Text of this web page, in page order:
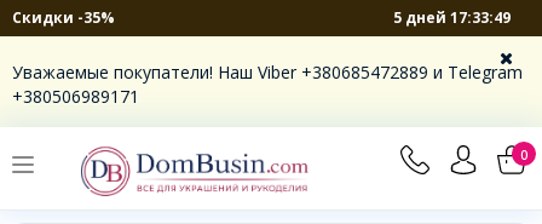
Скидки -35% 5 дней 17:33:49
Уважаемые покупатели! Наш Viber +380685472889 и Telegram
+380506989171
0
×